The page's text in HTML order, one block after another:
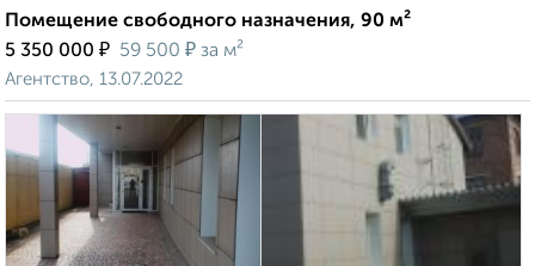
Помещение свободного назначения, 90 м²
5 350 000 ₽ 59 500 ₽ за м²
Агентство, 13.07.2022